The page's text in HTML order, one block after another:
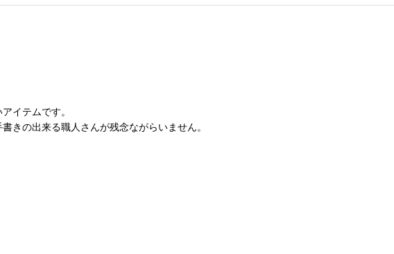
イテムです。
きの出来る職人さんが残念ながらいません。